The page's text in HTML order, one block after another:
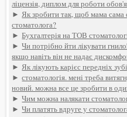
ліцензія, диплом для роботи
►Як зробити так, щоб мама
стоматолога?
►Бухгалтерія на ТОВ
►Чи потрібно йти лікувати
якщо навіть він не надає
►Як лікують карієс передніх
►стоматологія. мені треба
новий. можна все це зробити в
►Чим можна налякати
►Чи платять вдруге у